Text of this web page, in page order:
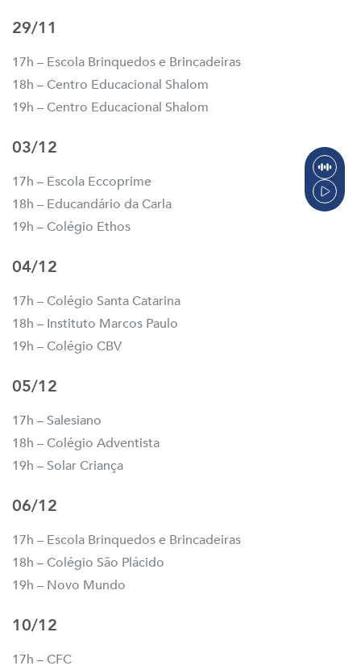
29/11
17h – Escola Brinquedos e Brincadeiras
18h – Centro Educacional Shalom
19h – Centro Educacional Shalom
03/12
17h – Escola Eccoprime
18h – Educandário da Carla
19h – Colégio Ethos
04/12
17h – Colégio Santa Catarina
18h – Instituto Marcos Paulo
19h – Colégio CBV
05/12
17h – Salesiano
18h – Colégio Adventista
19h – Solar Criança
06/12
17h – Escola Brinquedos e Brincadeiras
18h – Colégio São Plácido
19h – Novo Mundo
10/12
17h – CFC